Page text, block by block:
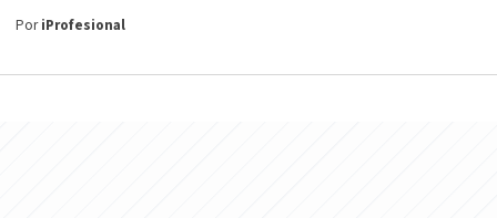
PoriProfesional